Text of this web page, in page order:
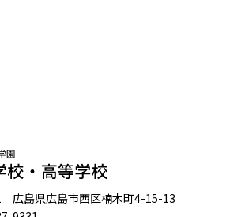
広島県広島市西区楠木町4-15-13